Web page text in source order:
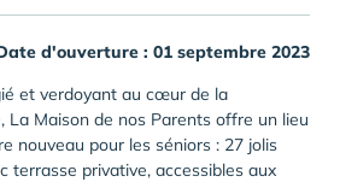
d'ouverture : 01 septembre 2023
et verdoyant au cœur de la
La Maison de nos Parents offre un lieu
nouveau pour les séniors : 27 jolis
terrasse privative, accessibles aux